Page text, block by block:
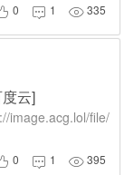
0  1 335
云]
image.acg.lol/file/
0  1 395